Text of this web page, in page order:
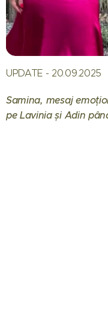
UPDATE - 20.09.2025
Samina, mesaj
pe Lavinia și Adin